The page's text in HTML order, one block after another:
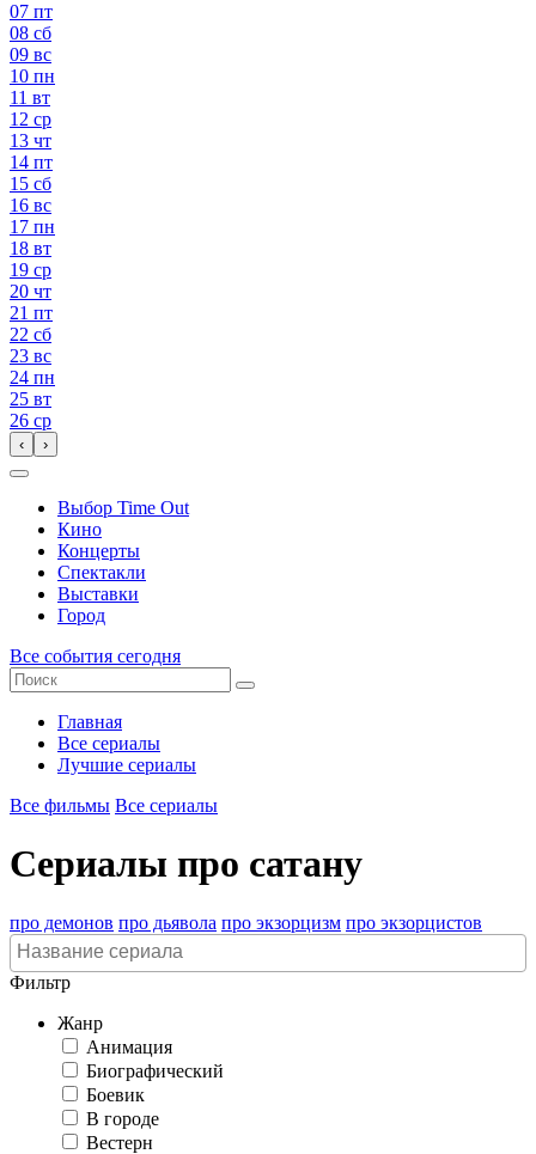
07 пт
08 сб
09 вс
10 пн
11 вт
12 ср
13 чт
14 пт
15 сб
16 вс
17 пн
18 вт
19 ср
20 чт
21 пт
22 сб
23 вс
24 пн
25 вт
26 ср
‹ ›
Выбор Time Out
Кино
Концерты
Спектакли
Выставки
Город
Все события сегодня
Главная
Все сериалы
Лучшие сериалы
Все фильмы Все сериалы
Сериалы про сатану
про демонов про дьявола про экзорцизм про экзорцистов
Фильтр
Жанр
Анимация
Биографический
Боевик
В городе
Вестерн